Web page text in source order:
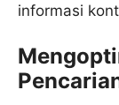
informasi